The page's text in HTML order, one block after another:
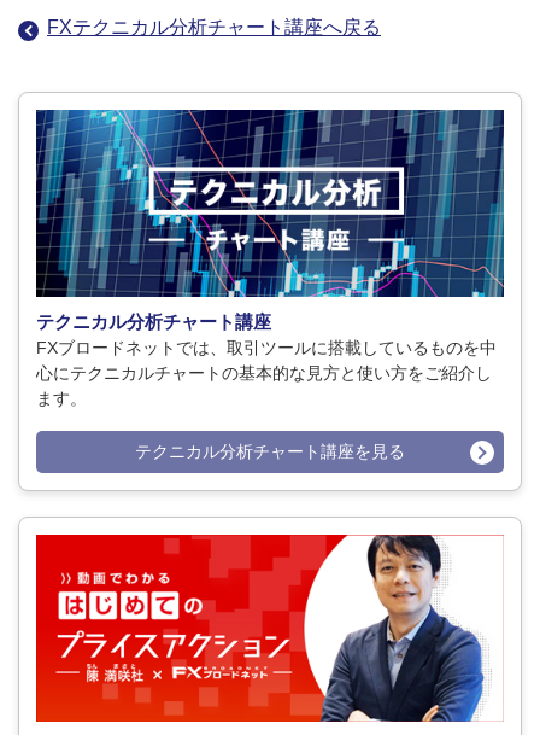
FXテクニカル分析チャート講座へ戻る
テクニカル分析チャート講座
FXブロードネットでは、取引ツールに搭載しているものを中
心にテクニカルチャートの基本的な見方と使い方をご紹介し
ます。
テクニカル分析チャート講座を見る